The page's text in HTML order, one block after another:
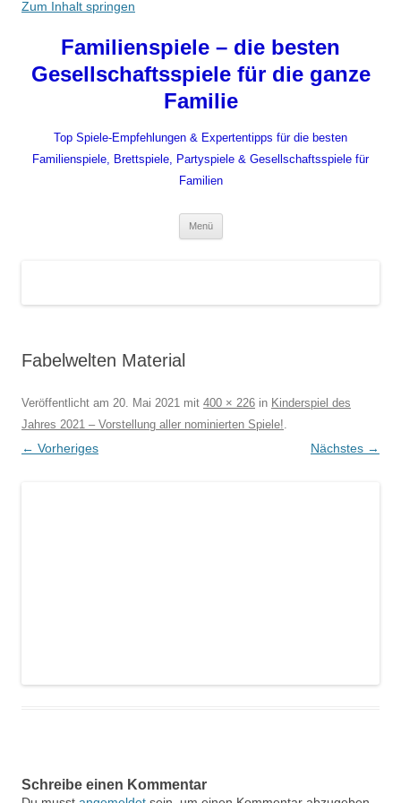
Zum Inhalt springen
Familienspiele – die besten
Gesellschaftsspiele für die ganze
Familie
Top Spiele-Empfehlungen & Expertentipps für die besten
Familienspiele, Brettspiele, Partyspiele & Gesellschaftsspiele für
Familien
Menü
Fabelwelten Material
Veröffentlicht am 20. Mai 2021 mit 400 × 226 in Kinderspiel des
Jahres 2021 – Vorstellung aller nominierten Spiele!.
← Vorheriges Nächstes →
Schreibe einen Kommentar